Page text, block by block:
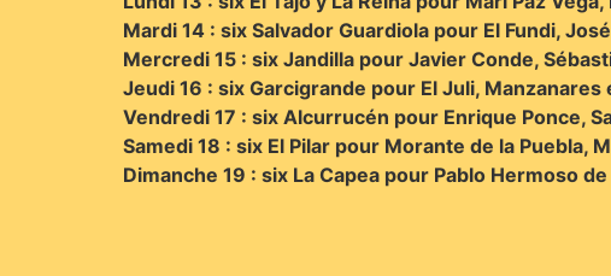
Mardi 14 : six Salvador Guardiola pour El Fundi,
Mercredi 15 : six Jandilla pour Javier Conde,
Jeudi 16 : six Garcigrande pour El Juli, Manzanares
Vendredi 17 : six Alcurrucén pour Enrique Ponce,
Samedi 18 : six El Pilar pour Morante de la Puebla,
Dimanche 19 : six La Capea pour Pablo Hermoso